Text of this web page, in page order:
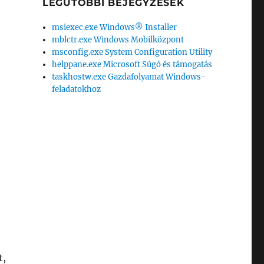
LEGUTÓBBI BEJEGYZÉSEK
msiexec.exe Windows® Installer
mblctr.exe Windows Mobilközpont
msconfig.exe System Configuration Utility
helppane.exe Microsoft Súgó és támogatás
taskhostw.exe Gazdafolyamat Windows-
feladatokhoz